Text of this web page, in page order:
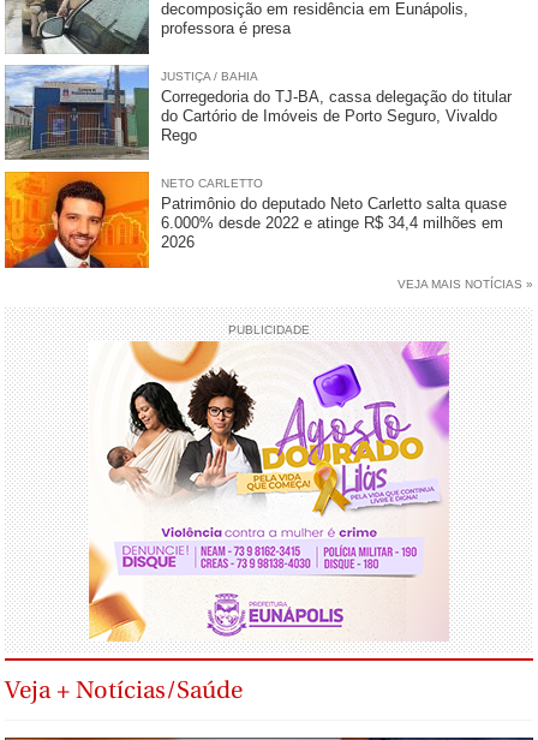
decomposição em residência em Eunápolis,
professora é presa
JUSTIÇA / BAHIA
Corregedoria do TJ-BA, cassa delegação do titular
do Cartório de Imóveis de Porto Seguro, Vivaldo
Rego
NETO CARLETTO
Patrimônio do deputado Neto Carletto salta quase
6.000% desde 2022 e atinge R$ 34,4 milhões em
2026
VEJA MAIS NOTÍCIAS »
PUBLICIDADE
Veja + Notícias/Saúde